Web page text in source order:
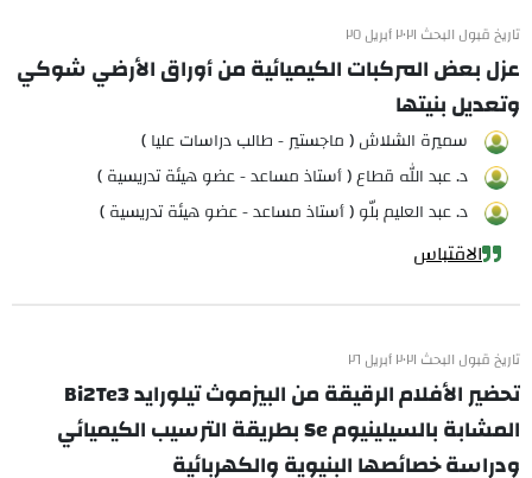
تاريخ قبول البحث ٢٠٢١ أبريل ٢٥
عزل بعض المركبات الكيميائية من أوراق الأرضي شوكي
وتعديل بنيتها
سميرة الشلاش ( ماجستير - طالب دراسات عليا )
د. عبد الله قطاع ( أستاذ مساعد - عضو هيئة تدريسية )
د. عبد العليم بلّو ( أستاذ مساعد - عضو هيئة تدريسية )
الاقتباس
تاريخ قبول البحث ٢٠٢١ أبريل ٢٦
تحضير الأفلام الرقيقة من البيزموث تيلورايد Bi2Te3
المشابة بالسيلينيوم Se بطريقة الترسيب الكيميائي
ودراسة خصائصها البنيوية والكهربائية